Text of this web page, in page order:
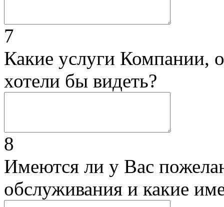
7
Какие услуги Компании,
хотели бы видеть?
8
Имеются ли у Вас
обслуживания и какие